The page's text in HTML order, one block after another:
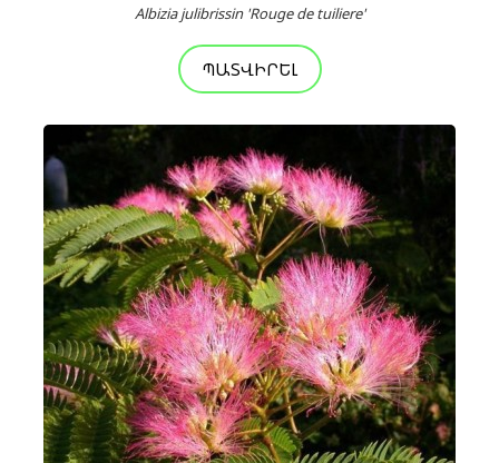
Albizia julibrissin 'Rouge de tuiliere'
ՊԱՏՎԻՐԵԼ